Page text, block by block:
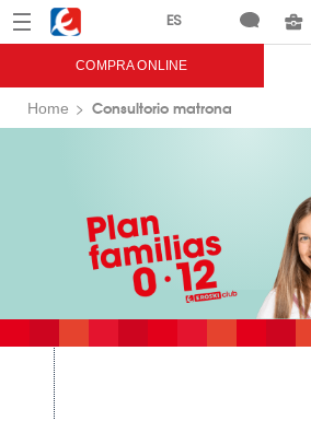
Menú Eroski
COMPRA ONLINE
Home Consultorio matrona